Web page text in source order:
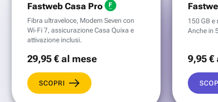
Fastweb Casa Pro
Fibra ultraveloce, Modem Seven con
Wi‑Fi 7, assicurazione Casa Quixa e
attivazione inclusi.
29,95 €al mese
SCOPRI
150 GB e
Anche in
9,95 €